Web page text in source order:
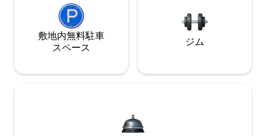
敷地内無料駐⁠車
ス⁠ペ⁠ー⁠ス
ジム